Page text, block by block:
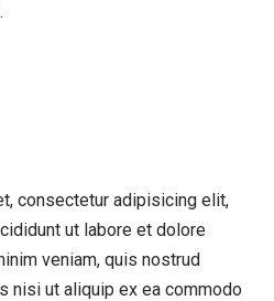
consectetur adipisicing elit,
ut labore et dolore
veniam, quis nostrud
nisi ut aliquip ex ea commodo